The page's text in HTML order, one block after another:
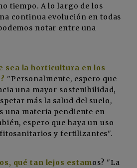
tiempo. A lo largo de los
continua evolución en todas
notar entre una
sea la horticultura en los
"Personalmente, espero que
una mayor sostenibilidad,
más la salud del suelo,
una materia pendiente en
espero que haya un uso
y fertilizantes".
qué tan lejos estamos? "La